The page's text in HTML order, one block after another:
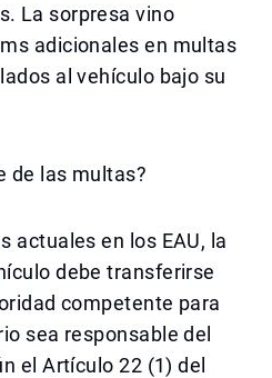
La sorpresa vino
adicionales en multas
al vehículo bajo su
de las multas?
actuales en los EAU, la
debe transferirse
competente para
sea responsable del
el Artículo 22 (1) del